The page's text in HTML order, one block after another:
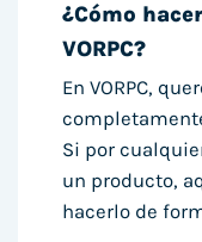
¿Cómo
VORPC?
En VORPC,
Si por
un producto,
hacerlo de